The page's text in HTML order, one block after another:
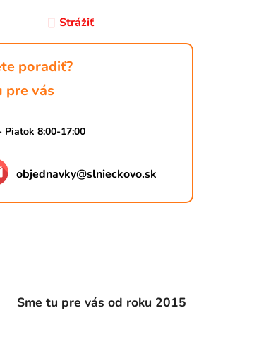
Strážiť
poradiť?
pre vás
Piatok 8:00-17:00
objednavky@slnieckovo.sk
Sme tu pre vás od roku 2015